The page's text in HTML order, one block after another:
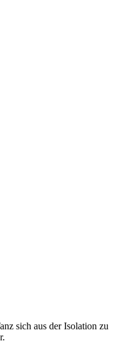
sich aus der Isolation zu